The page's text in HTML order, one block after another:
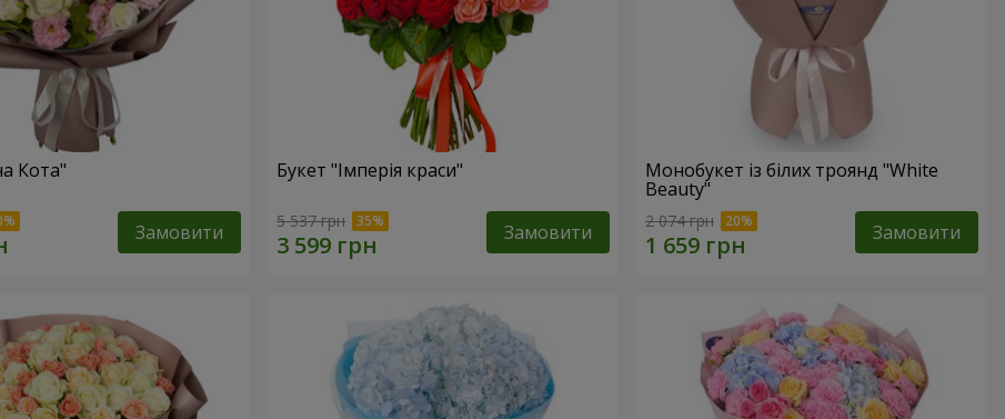
Кота"
Замовити
Букет "Імперія краси"
5 537 грн Замовити
Монобукет із білих троянд "White
Beauty"
2 074 грн Замовити